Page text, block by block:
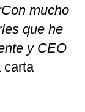
mucho
que he
y CEO
carta